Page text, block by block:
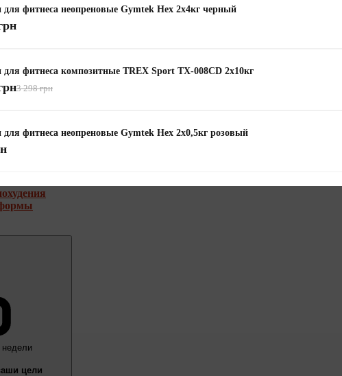
цели
для фитнеса неопреновые Gymtek Hex 2х4кг черный
для фитнеса композитные TREX Sport TX-008CD 2x10кг
3 298 грн
для фитнеса неопреновые Gymtek Hex 2х0,5кг розовый